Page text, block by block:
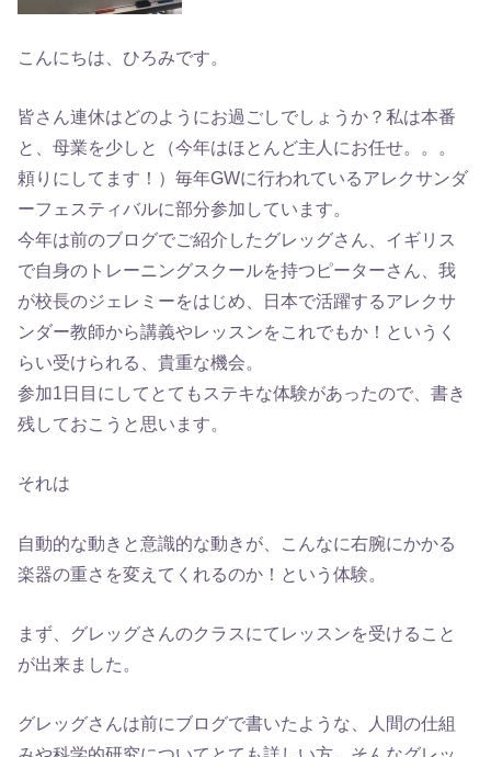
こんにちは、ひろみです。
皆さん連休はどのようにお過ごしでしょうか？私は本番
と、母業を少しと（今年はほとんど主人にお任せ。。。
頼りにしてます！）毎年GWに行われているアレクサンダ
ーフェスティバルに部分参加しています。
今年は前のブログでご紹介したグレッグさん、イギリス
で自身のトレーニングスクールを持つピーターさん、我
が校長のジェレミーをはじめ、日本で活躍するアレクサ
ンダー教師から講義やレッスンをこれでもか！というく
らい受けられる、貴重な機会。
参加1日目にしてとてもステキな体験があったので、書き
残しておこうと思います。
それは
自動的な動きと意識的な動きが、こんなに右腕にかかる
楽器の重さを変えてくれるのか！という体験。
まず、グレッグさんのクラスにてレッスンを受けること
が出来ました。
グレッグさんは前にブログで書いたような、人間の仕組